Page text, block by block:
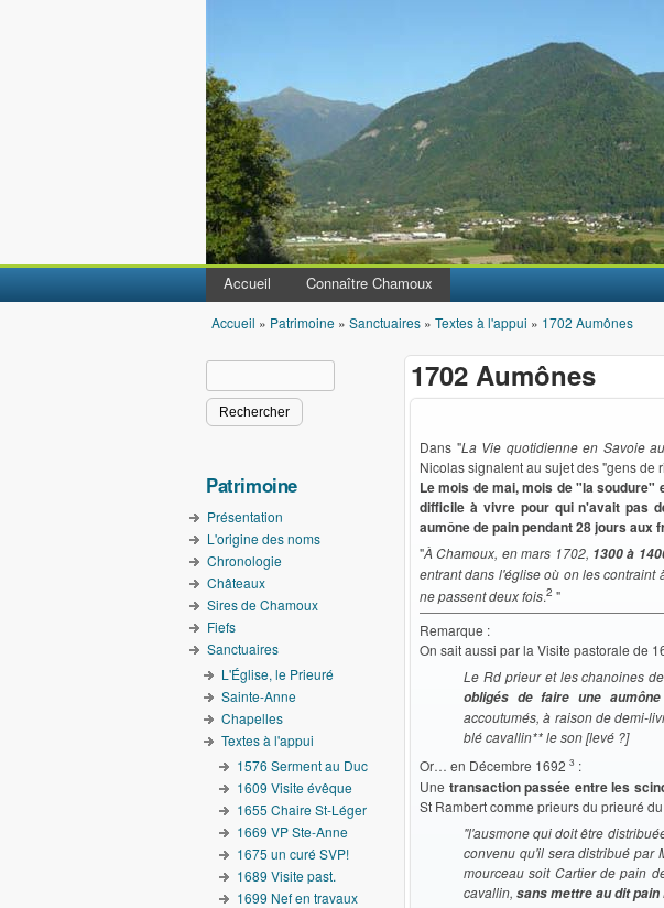
Accueil Connaître Chamoux
Vous êtes ici
Accueil » Patrimoine » Sanctuaires » Textes à l'appui » 1702 Aumônes
1702 Aumônes
Dans "La Vie quotidienne en Savoie
Nicolas signalent au sujet des "gens de
Le mois de mai, mois de "la
difficile à vivre pour qui n'avait pas
aumône de pain pendant 28 jours aux
"À Chamoux, en mars 1702, 1300 à
entrant dans l'église où on les
ne passent deux fois.2 "
Remarque :
On sait aussi par la Visite pastorale de
Le Rd prieur et les chanoines
obligés de faire une aumône
accoutumés, à raison de demi-
blé cavallin** le son [levé ?]
Or… en Décembre 1692 3 :
Une transaction passée entre les
St Rambert comme prieurs du prieuré
"l'ausmone qui doit être
convenu qu'il sera distribué par
mourceau soit Cartier de pain
cavallin, sans mettre au dit pain
Formulaire de recherche
Patrimoine
Présentation
L'origine des noms
Chronologie
Châteaux
Sires de Chamoux
Fiefs
Sanctuaires
L'Église, le Prieuré
Sainte-Anne
Chapelles
Textes à l'appui
1576 Serment au Duc
1609 Visite évêque
1655 Chaire St-Léger
1669 VP Ste-Anne
1675 un curé SVP!
1689 Visite past.
1699 Nef en travaux